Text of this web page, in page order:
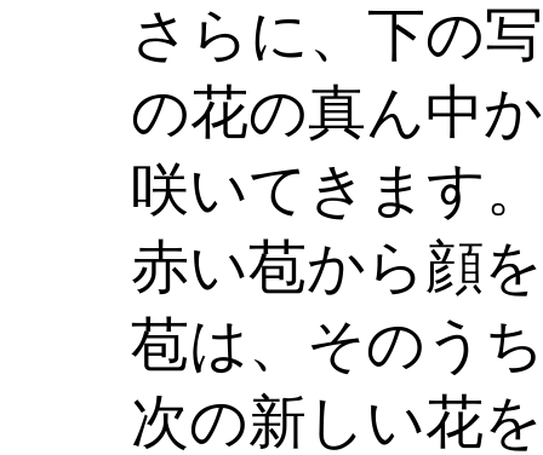
さらに、下の
の花の真ん中
咲いてきます。
赤い苞から顔
苞は、そのう
次の新しい花